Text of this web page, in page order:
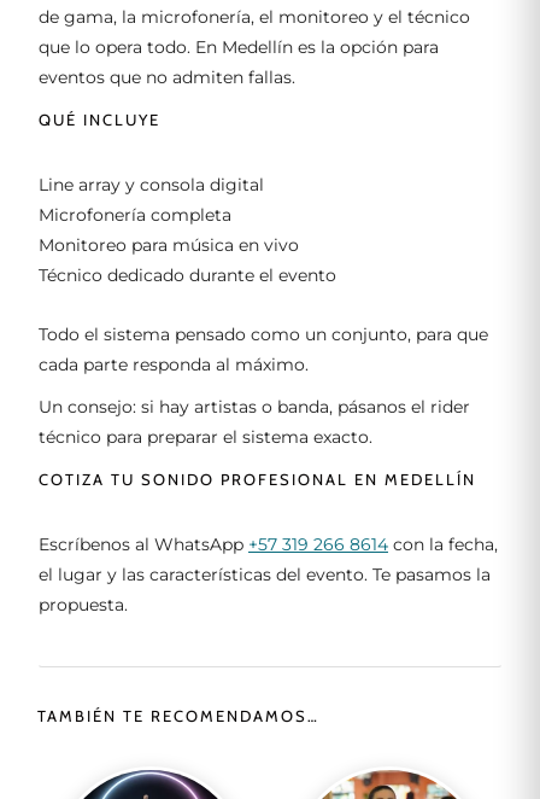
de gama, la microfonería, el monitoreo y el técnico
que lo opera todo. En Medellín es la opción para
eventos que no admiten fallas.
QUÉ INCLUYE
Line array y consola digital
Microfonería completa
Monitoreo para música en vivo
Técnico dedicado durante el evento
Todo el sistema pensado como un conjunto, para que
cada parte responda al máximo.
Un consejo: si hay artistas o banda, pásanos el rider
técnico para preparar el sistema exacto.
COTIZA TU SONIDO PROFESIONAL EN MEDELLÍN
Escríbenos al WhatsApp +57 319 266 8614 con la fecha,
el lugar y las características del evento. Te pasamos la
propuesta.
TAMBIÉN TE RECOMENDAMOS…